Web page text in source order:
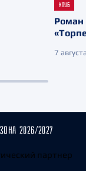
КЛУБ
Роман
7
2026/2027